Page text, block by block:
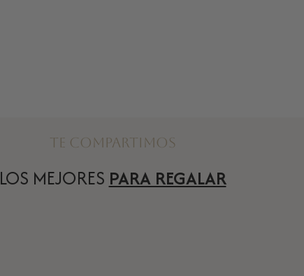
Te compartimos
LOS MEJORES PARA REGALAR